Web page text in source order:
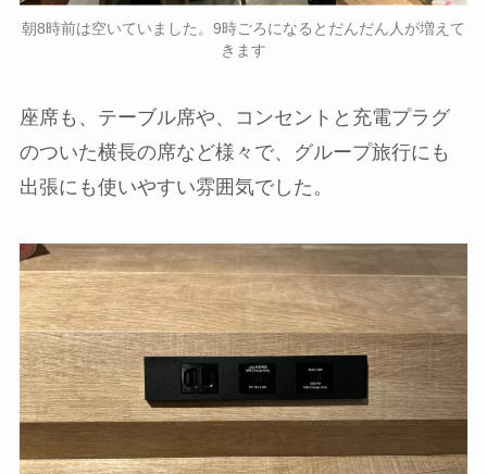
朝8時前は空いていました。9時ごろになるとだんだん人が増えて
きます
座席も、テーブル席や、コンセントと充電プラグ
のついた横長の席など様々で、グループ旅行にも
出張にも使いやすい雰囲気でした。